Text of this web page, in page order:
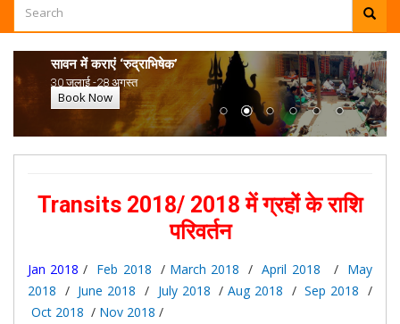
सावन में कराएं ‘रुद्राभिषेक’
30 जुलाई -28 अगस्त
Book Now
Transits 2018/ 2018 में ग्रहों के राशि
परिवर्तन
Jan 2018 / Feb 2018 / March 2018 /April 2018 / May
2018 / June 2018 / July 2018 /Aug 2018 /Sep 2018 /
Oct 2018 / Nov 2018 /